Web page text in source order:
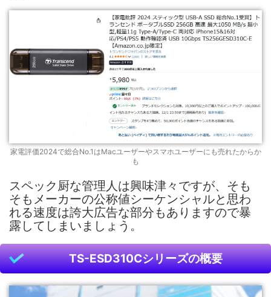
家電評価2024で総合No.1はMacユーザーやスマホユーザーにも売れたからか
も
スペック厨な管理人は興味津々ですが、そも
そもメーカーの公称値シーケンシャルと思わ
れる速度は誇大広告な部分もありますので暴
露してしまいましょう。
TS-ESD310Cシリーズの概要